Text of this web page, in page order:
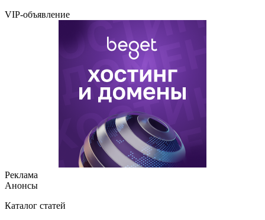
VIP-объявление
Реклама
Анонсы
Каталог статей